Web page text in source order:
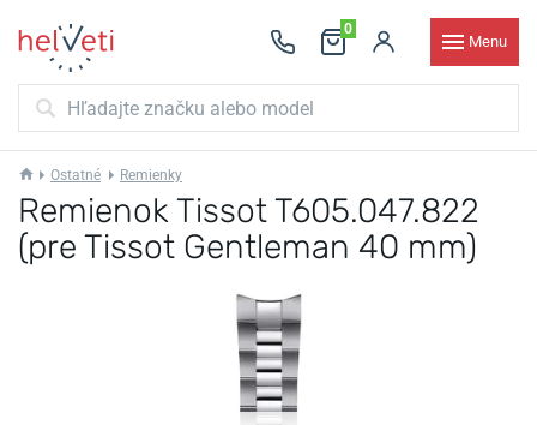
0
Menu
Ostatné Remienky
Remienok Tissot T605.047.822
(pre Tissot Gentleman 40 mm)